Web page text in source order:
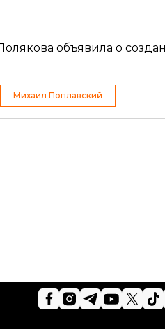
объявила о
Михаил Поплавский